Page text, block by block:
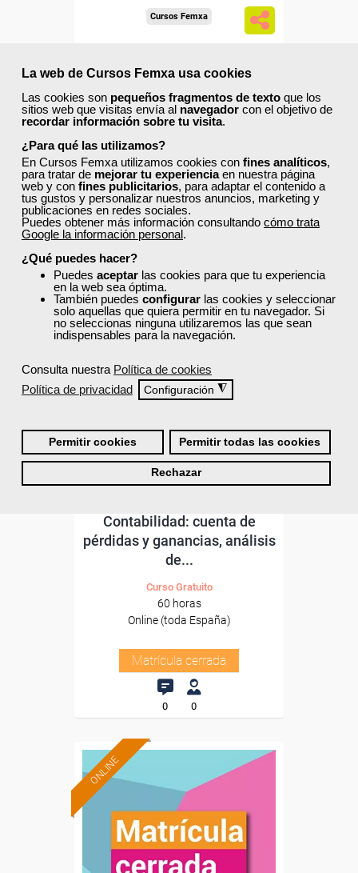
La web de Cursos Femxa usa cookies
Las cookies son pequeños fragmentos de texto que los
sitios web que visitas envía al navegador con el objetivo de
recordar información sobre tu visita.
¿Para qué las utilizamos?
En Cursos Femxa utilizamos cookies con fines analíticos,
para tratar de mejorar tu experienciaen nuestra página
web y con fines publicitarios, para adaptar el contenido a
tus gustos y personalizar nuestros anuncios, marketing y
publicaciones en redes sociales.
Puedes obtener más información consultando cómo trata
Google la información personal.
¿Qué puedes hacer?
Puedes aceptar las cookies para que tu experiencia
en la web sea óptima.
También puedes configurar las cookies y seleccionar
solo aquellas que quiera permitir en tu navegador. Si
no seleccionas ninguna utilizaremos las que sean
indispensables para la navegación.
Consulta nuestra Política de cookies
Política de privacidad
Configuración ◮
Permitir cookies Permitir todas las cookies
Rechazar
Cursos Femxa
de fotografía digital
Curso Gratuito
Online (toda España)
Matrícula cerrada
2
ONLINE
Cursos Femxa
Contabilidad: cuenta de
pérdidas y ganancias, análisis
de...
Curso Gratuito
60 horas
Online (toda España)
Matrícula cerrada
0 0
ONLINE